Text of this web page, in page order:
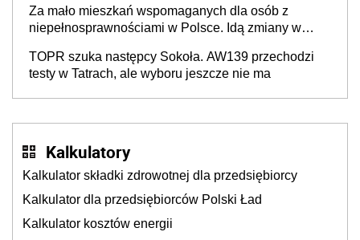
Za mało mieszkań wspomaganych dla osób z
niepełnosprawnościami w Polsce. Idą zmiany w
TOPR szuka następcy Sokoła. AW139 przechodzi
testy w Tatrach, ale wyboru jeszcze nie ma
Kalkulatory
Kalkulator składki zdrowotnej dla przedsiębiorcy
Kalkulator dla przedsiębiorców Polski Ład
Kalkulator kosztów energii